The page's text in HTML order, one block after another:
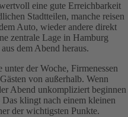
eine gute Erreichbarkeit
Stadtteilen, manche reisen
Auto, wieder andere direkt
zentrale Lage in Hamburg
dem Abend heraus.
der Woche, Firmenessen
von außerhalb. Wenn
Abend unkompliziert beginnen
Das klingt nach einem kleinen
der wichtigsten Punkte.